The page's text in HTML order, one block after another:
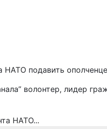
подавить
волонтер, лидер